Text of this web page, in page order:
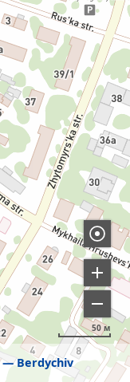
Berdychiv
50 м